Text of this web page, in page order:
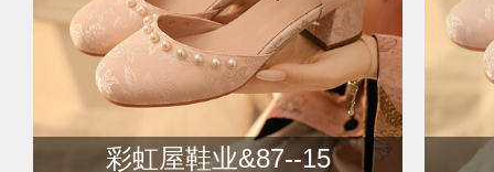
彩虹屋鞋业&87--15